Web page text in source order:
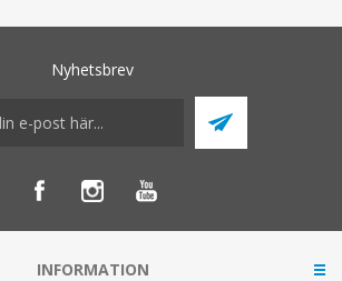
Nyhetsbrev
INFORMATION